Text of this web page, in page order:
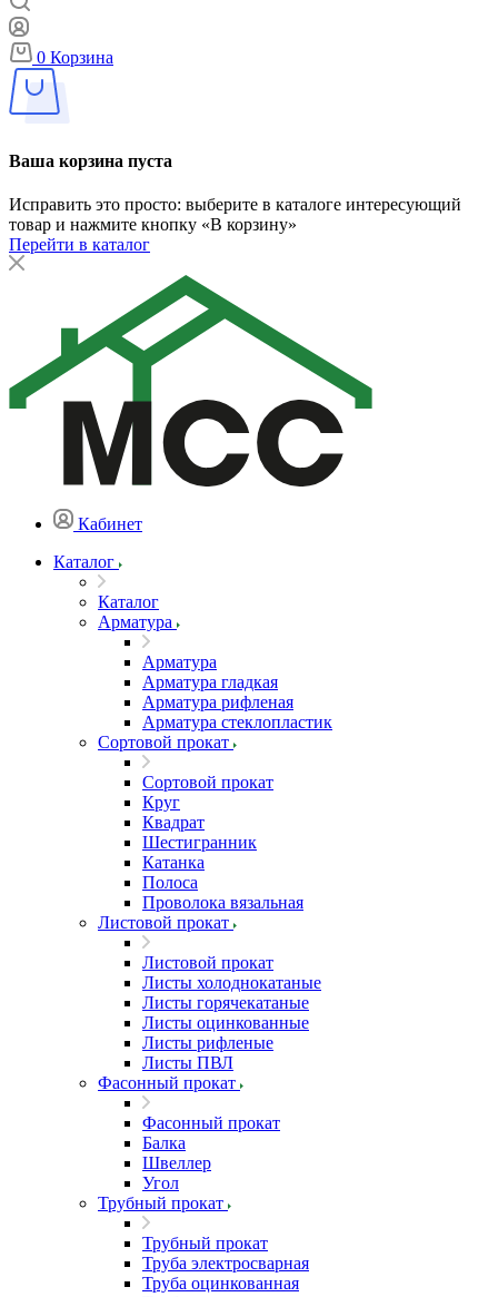
0 Корзина
Ваша корзина пуста
Исправить это просто: выберите в каталоге интересующий
товар и нажмите кнопку «В корзину»
Перейти в каталог
Кабинет
Каталог
Каталог
Арматура
Арматура
Арматура гладкая
Арматура рифленая
Арматура стеклопластик
Сортовой прокат
Сортовой прокат
Круг
Квадрат
Шестигранник
Катанка
Полоса
Проволока вязальная
Листовой прокат
Листовой прокат
Листы холоднокатаные
Листы горячекатаные
Листы оцинкованные
Листы рифленые
Листы ПВЛ
Фасонный прокат
Фасонный прокат
Балка
Швеллер
Угол
Трубный прокат
Трубный прокат
Труба электросварная
Труба оцинкованная